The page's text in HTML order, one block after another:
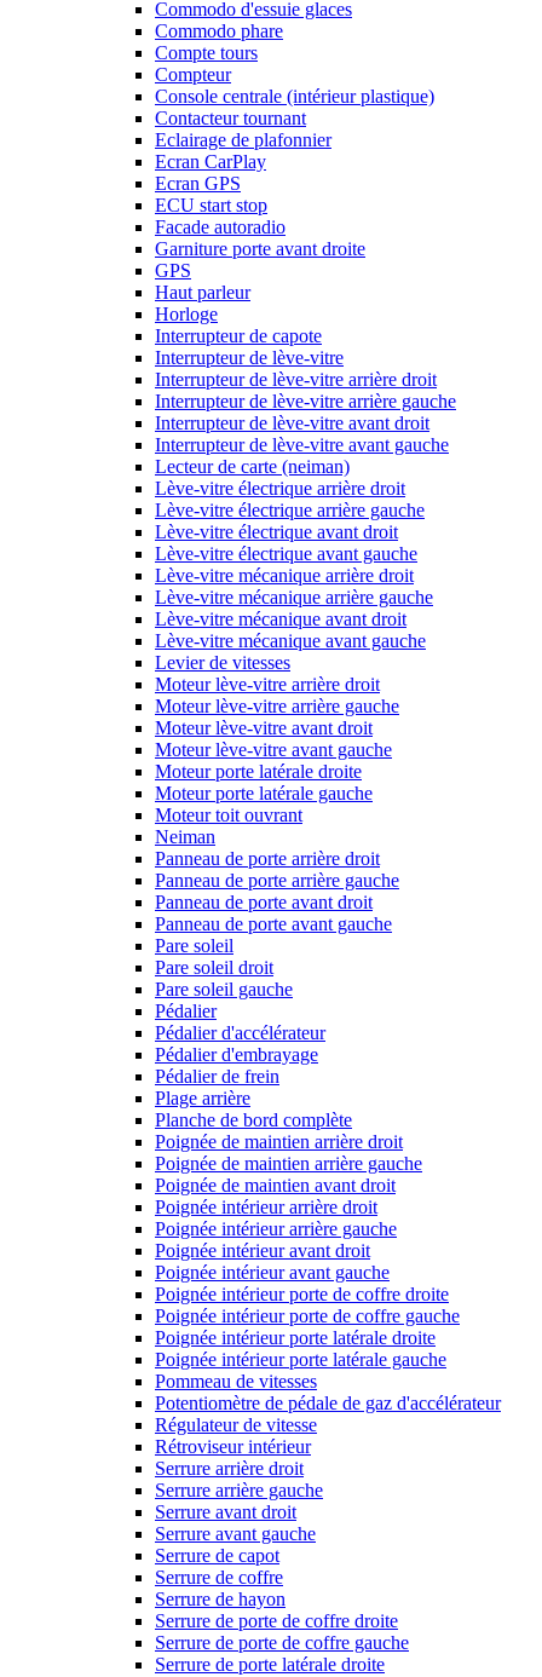
Commodo d'essuie glaces
Commodo phare
Compte tours
Compteur
Console centrale (intérieur plastique)
Contacteur tournant
Eclairage de plafonnier
Ecran CarPlay
Ecran GPS
ECU start stop
Facade autoradio
Garniture porte avant droite
GPS
Haut parleur
Horloge
Interrupteur de capote
Interrupteur de lève-vitre
Interrupteur de lève-vitre arrière droit
Interrupteur de lève-vitre arrière gauche
Interrupteur de lève-vitre avant droit
Interrupteur de lève-vitre avant gauche
Lecteur de carte (neiman)
Lève-vitre électrique arrière droit
Lève-vitre électrique arrière gauche
Lève-vitre électrique avant droit
Lève-vitre électrique avant gauche
Lève-vitre mécanique arrière droit
Lève-vitre mécanique arrière gauche
Lève-vitre mécanique avant droit
Lève-vitre mécanique avant gauche
Levier de vitesses
Moteur lève-vitre arrière droit
Moteur lève-vitre arrière gauche
Moteur lève-vitre avant droit
Moteur lève-vitre avant gauche
Moteur porte latérale droite
Moteur porte latérale gauche
Moteur toit ouvrant
Neiman
Panneau de porte arrière droit
Panneau de porte arrière gauche
Panneau de porte avant droit
Panneau de porte avant gauche
Pare soleil
Pare soleil droit
Pare soleil gauche
Pédalier
Pédalier d'accélérateur
Pédalier d'embrayage
Pédalier de frein
Plage arrière
Planche de bord complète
Poignée de maintien arrière droit
Poignée de maintien arrière gauche
Poignée de maintien avant droit
Poignée intérieur arrière droit
Poignée intérieur arrière gauche
Poignée intérieur avant droit
Poignée intérieur avant gauche
Poignée intérieur porte de coffre droite
Poignée intérieur porte de coffre gauche
Poignée intérieur porte latérale droite
Poignée intérieur porte latérale gauche
Pommeau de vitesses
Potentiomètre de pédale de gaz d'accélérateur
Régulateur de vitesse
Rétroviseur intérieur
Serrure arrière droit
Serrure arrière gauche
Serrure avant droit
Serrure avant gauche
Serrure de capot
Serrure de coffre
Serrure de hayon
Serrure de porte de coffre droite
Serrure de porte de coffre gauche
Serrure de porte latérale droite